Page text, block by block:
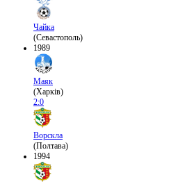
Чайка
(Севастополь)
1989
Маяк
(Харків)
2:0
Ворскла
(Полтава)
1994